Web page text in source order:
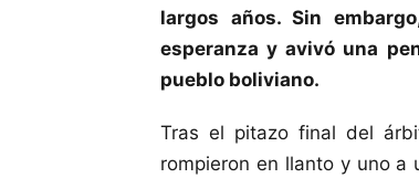
largos años. Sin
esperanza y avivó una
pueblo boliviano.
Tras el pitazo final del
rompieron en llanto y uno